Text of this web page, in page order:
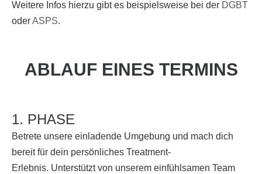
Weitere Infos hierzu gibt es beispielsweise bei der DGBT
oderASPS.
ABLAUF EINES TERMINS
1. PHASE
Betrete unsere einladende Umgebung und mach dich
bereit für dein persönliches Treatment-
Erlebnis. Unterstützt von unserem einfühlsamen Team